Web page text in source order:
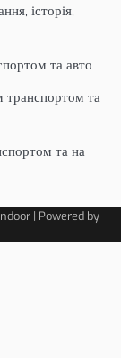
історія,
та авто
транспортом та
та на
| Powered by